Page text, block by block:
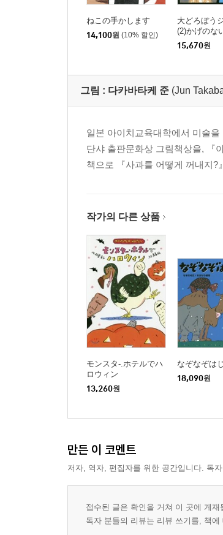
ねこの手かします
14,100원 (10% 할인)
大どろぼう
(2)かげのな
15,670원
그림 : 다카바타케 준 (Jun
일본 아이치교육대학에서 미술
단샤 출판문화상 그림책상을, 『
책으로 『사과를 어떻게 꺼내지
작가의 다른 상품
モンスタ-.ホテルでハ
ロウィン
13,260원
なぞなぞは
18,090원
만든 이 코멘트
저자, 역자, 편집자를 위한 공간입니다. 독
접수된 글은 확인을 거쳐 이 곳에 게재
독자 분들의 리뷰는 리뷰 쓰기를, 책